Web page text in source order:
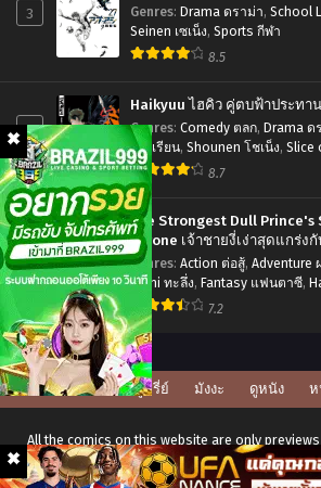
Chapter 4
สิงหาคม 17, 2025
Chapter 3
Chapter 2
สิงหาคม 17, 2025
Chapter 1
3 Genres: Drama ดราม่า, School
Seinen เซเน็ง, Sports กีฬา
8.5
4
Haikyuu ไฮคิว คู่ตบฟ้าประทาน
Genres: Comedy ตลก, Drama ด
โรงเรียน, Shounen โชเน็ง, Slice
Sports กีฬา
8.7
5
The Strongest Dull
Throne เจ้าชายงี่เง่าสุดแกร่ง
Genres: Action ต่อสู้, Adventure
Ecchi ทะลึ่ง, Fantasy แฟนตาซี,
ญี่ปุ่น,Romance โรแมนติก
7.2
ดูซีรี่ย์ มังงะ ดูหนัง ห
All the comics on this website are only
there may be many language errors, character
For the original version, please buy the comic if